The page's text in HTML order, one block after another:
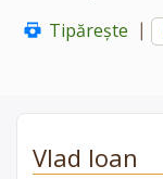
Tipărește
Vlad Ioan